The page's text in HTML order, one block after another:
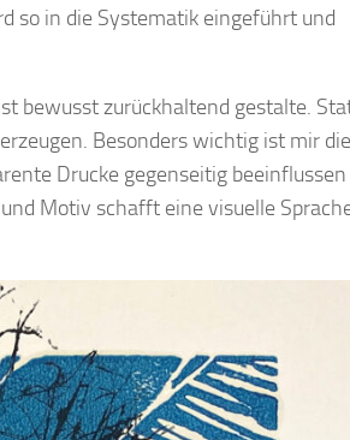
so in die Systematik eingeführt und
bewusst zurückhaltend gestalte.
Besonders wichtig ist mir die
Drucke gegenseitig beeinflussen
Motiv schafft eine visuelle